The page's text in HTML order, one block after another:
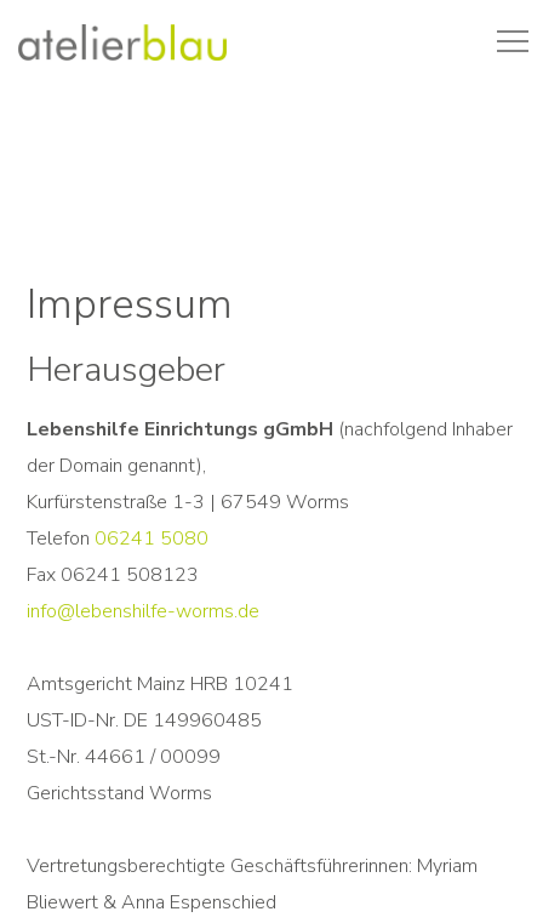
Impressum
Herausgeber
Lebenshilfe Einrichtungs gGmbH (nachfolgend Inhaber
der Domain genannt),
Kurfürstenstraße 1-3 | 67549 Worms
Telefon 06241 5080
Fax 06241 508123
info@lebenshilfe-worms.de
Amtsgericht Mainz HRB 10241
UST-ID-Nr. DE 149960485
St.-Nr. 44661 / 00099
Gerichtsstand Worms
Vertretungsberechtigte Geschäftsführerinnen: Myriam
Bliewert & Anna Espenschied